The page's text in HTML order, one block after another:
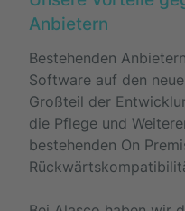
Anbietern
Bestehenden
Software auf den
Großteil der
die Pflege und
bestehenden On